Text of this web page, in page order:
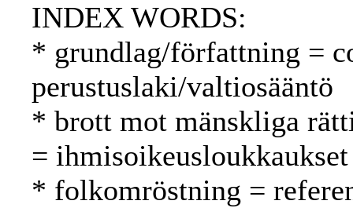
INDEX WORDS:
* grundlag/författning =
perustuslaki/valtiosääntö
* brott mot mänskliga
= ihmisoikeusloukkaukset
* folkomröstning =